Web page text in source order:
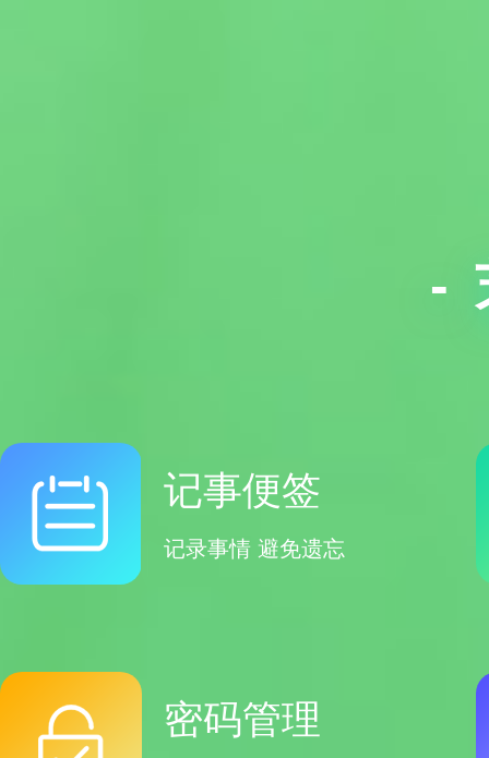
-
记事便签
记录事情 避免遗忘
密码管理